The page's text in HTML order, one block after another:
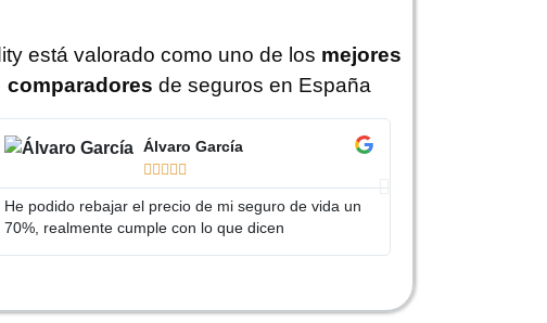
está valorado como uno de los mejores
comparadores de seguros en España
Álvaro García

He podido rebajar el precio de mi seguro de vida un
70%, realmente cumple con lo que dicen